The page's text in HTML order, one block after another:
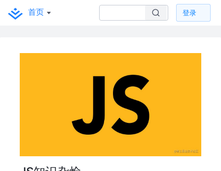
首页 登录